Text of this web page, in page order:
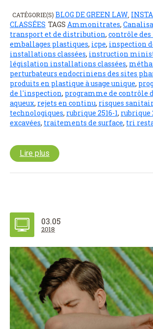
CATÉGORIE(S) BLOG DE GREEN LAW
CLASSÉES TAGS Ammonitrates,
transport et de distribution, contrôle des
emballages plastiques, icpe, inspection
installations classées, instruction
législation installations classées,
perturbateurs endocriniens des sites
produits en plastique à usage unique,
de l'inspection, programme de contrôle
aqueux, rejets en continu, risques
technologiques, rubrique 2516-1, rubrique
excavées, traitements de surface, tri
Lire plus
03.05
2018